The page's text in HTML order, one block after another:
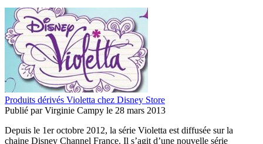
Produits dérivés Violetta chez Disney Store
Publié parVirginie Campy le 28 mars 2013
Depuis le 1er octobre 2012, la série Violetta est diffusée sur la
chaine Disney Channel France. Il s’agit d’une nouvelle série